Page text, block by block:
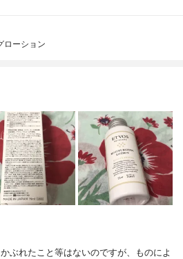
ローション
ぶれたこと等はないのですが、ものによ